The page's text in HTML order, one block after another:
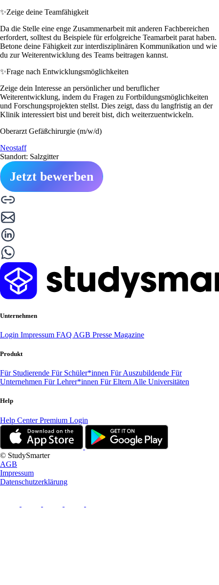
✨Zeige deine Teamfähigkeit
Da die Stelle eine enge Zusammenarbeit mit anderen Fachbereichen
erfordert, solltest du Beispiele für erfolgreiche Teamarbeit parat haben.
Betone deine Fähigkeit zur interdisziplinären Kommunikation und wie
du zur Weiterentwicklung des Teams beitragen kannst.
✨Frage nach Entwicklungsmöglichkeiten
Zeige dein Interesse an persönlicher und beruflicher
Weiterentwicklung, indem du Fragen zu Fortbildungsmöglichkeiten
und Forschungsprojekten stellst. Dies zeigt, dass du langfristig an der
Klinik interessiert bist und bereit bist, dich weiterzuentwickeln.
Oberarzt Gefäßchirurgie (m/w/d)
Neostaff
Standort: Salzgitter
Jetzt bewerben
Unternehmen
Login Impressum FAQ AGB Presse Magazine
Produkt
Für Studierende Für Schüler*innen Für Auszubildende Für
Unternehmen Für Lehrer*innen Für Eltern Alle Universitäten
Help
Help CenterPremium Login
© StudySmarter
AGB
Impressum
Datenschutzerklärung